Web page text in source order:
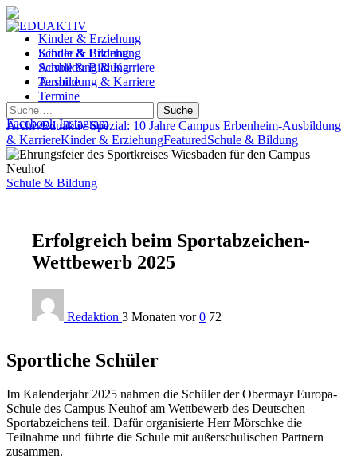
Kinder & Erziehung
Schule & Bildung
Ausbildung & Karriere
Termine
Facebook Instagram
Kinder & Erziehung
Schule & Bildung
Ausbildung & Karriere
Termine
Suche
ArchivEduaktiv Spezial: 10 Jahre Campus Erbenheim-Ausbildung
& KarriereKinder & ErziehungFeaturedSchule & Bildung
Schule & Bildung
Erfolgreich beim Sportabzeichen-
Wettbewerb 2025
Redaktion 3 Monaten vor 0 72
Sportliche Schüler
Im Kalenderjahr 2025 nahmen die Schüler der Obermayr Europa-
Schule des Campus Neuhof am Wettbewerb des Deutschen
Sportabzeichens teil. Dafür organisierte Herr Mörschke die
Teilnahme und führte die Schule mit außerschulischen Partnern
zusammen.